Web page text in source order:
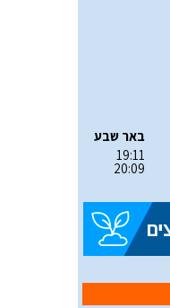
באר שבע
19:11
20:09